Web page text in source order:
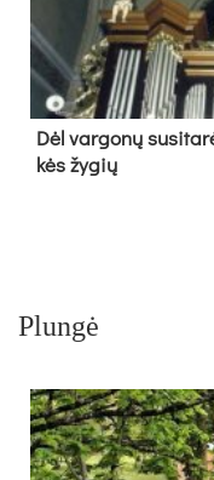
Dėl var­go­nų
kės žy­gių
Plungė